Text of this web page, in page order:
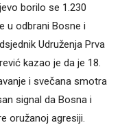
borilo se 1.230
u odbrani Bosne i
Udruženja Prva
kazao je da je 18.
i svečana smotra
signal da Bosna i
oružanoj agresiji.